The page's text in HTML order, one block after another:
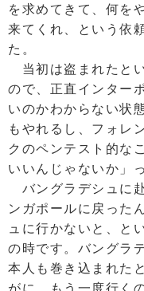
を求めてきて、何を
来てくれ、という依
た。
当初は盗まれたと
ので、正直インター
いのかわからない状
もやれるし、フォレ
クのペンテスト的な
いいんじゃないか」
バングラデシュに
ンガポールに戻った
ュに行かないと、と
の時です。バングラ
本人も巻き込まれた